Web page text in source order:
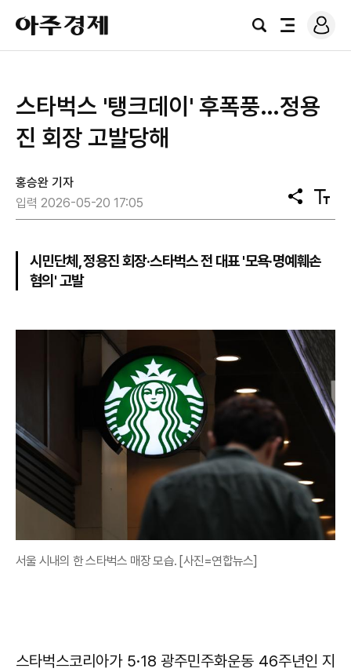
아
주
경
검
전
로
그
스타벅스 '탱크데이' 후폭풍…정용
진 회장 고발당해
홍승완 기자
입력 2026-05-20 17:05
공
유
텍
스
시민단체, 정용진 회장·스타벅스 전 대표 '모욕·명예훼손
혐의' 고발
서울 시내의 한 스타벅스 매장 모습. [사진=연합뉴스]
스타벅스코리아가 5·18 광주민주화운동 46주년인 지